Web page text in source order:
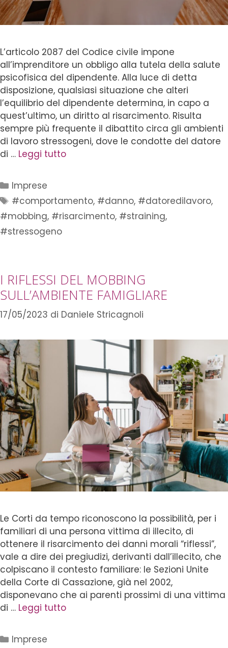
L’articolo 2087 del Codice civile impone
all’imprenditore un obbligo alla tutela della salute
psicofisica del dipendente. Alla luce di detta
disposizione, qualsiasi situazione che alteri
l’equilibrio del dipendente determina, in capo a
quest’ultimo, un diritto al risarcimento. Risulta
sempre più frequente il dibattito circa gli ambienti
di lavoro stressogeni, dove le condotte del datore
di … Leggi tutto
Imprese
#comportamento, #danno, #datoredilavoro,
#mobbing, #risarcimento, #straining,
#stressogeno
I RIFLESSI DEL MOBBING
SULL’AMBIENTE FAMIGLIARE
17/05/2023 di Daniele Stricagnoli
Le Corti da tempo riconoscono la possibilità, per i
familiari di una persona vittima di illecito, di
ottenere il risarcimento dei danni morali “riflessi”,
vale a dire dei pregiudizi, derivanti dall’illecito, che
colpiscano il contesto familiare: le Sezioni Unite
della Corte di Cassazione, già nel 2002,
disponevano che ai parenti prossimi di una vittima
di … Leggi tutto
Imprese